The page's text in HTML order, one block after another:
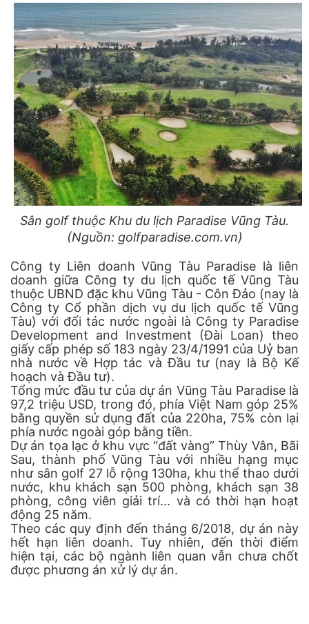
Sân golf thuộc Khu du lịch Paradise Vũng Tàu.
(Nguồn: golfparadise.com.vn)
Công ty Liên doanh Vũng Tàu Paradise là liên
doanh giữa Công ty du lịch quốc tế Vũng Tàu
thuộc UBND đặc khu Vũng Tàu - Côn Đảo (nay là
Công ty Cổ phần dịch vụ du lịch quốc tế Vũng
Tàu) với đối tác nước ngoài là Công ty Paradise
Development and Investment (Đài Loan) theo
giấy cấp phép số 183 ngày 23/4/1991 của Uỷ ban
nhà nước về Hợp tác và Đầu tư (nay là Bộ Kế
hoạch và Đầu tư).
Tổng mức đầu tư của dự án Vũng Tàu Paradise là
97,2 triệu USD, trong đó, phía Việt Nam góp 25%
bằng quyền sử dụng đất của 220ha, 75% còn lại
phía nước ngoài góp bằng tiền.
Dự án tọa lạc ở khu vực “đất vàng” Thùy Vân, Bãi
Sau, thành phố Vũng Tàu với nhiều hạng mục
như sân golf 27 lỗ rộng 130ha, khu thể thao dưới
nước, khu khách sạn 500 phòng, khách sạn 38
phòng, công viên giải trí... và có thời hạn hoạt
động 25 năm.
Theo các quy định đến tháng 6/2018, dự án này
hết hạn liên doanh. Tuy nhiên, đến thời điểm
hiện tại, các bộ ngành liên quan vẫn chưa chốt
được phương án xử lý dự án.